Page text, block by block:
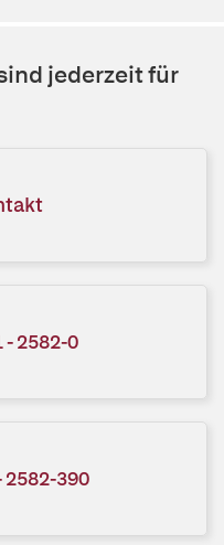
jederzeit für
- 2582-0
2582-390